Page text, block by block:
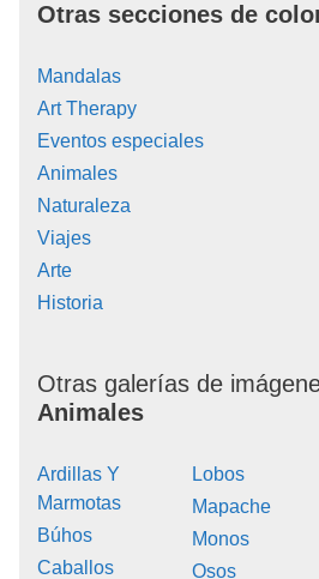
Otras secciones de
Mandalas
Art Therapy
Eventos especiales
Animales
Naturaleza
Viajes
Arte
Historia
Otras galerías de
Animales
Ardillas Y
Marmotas
Búhos
Caballos
Lobos
Mapache
Monos
Osos